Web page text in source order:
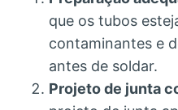
que os tubos
contaminantes e
antes de soldar.
Projeto de junta